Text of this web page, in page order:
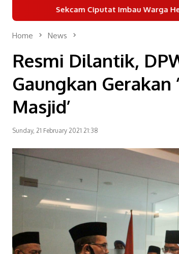
Sekcam Ciputat Imbau Warga Hentikan
Home News
Resmi Dilantik,
Gaungkan Gerakan
Masjid’
Sunday, 21 February 2021 21:38